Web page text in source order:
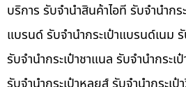
บริการ รับจำนำสินค้าไอที รับจำนำกร
แบรนด์ รับจำนำกระเป๋าแบรนด์เนม
รับจำนำกระเป๋าชาแนล รับจำนำกระ